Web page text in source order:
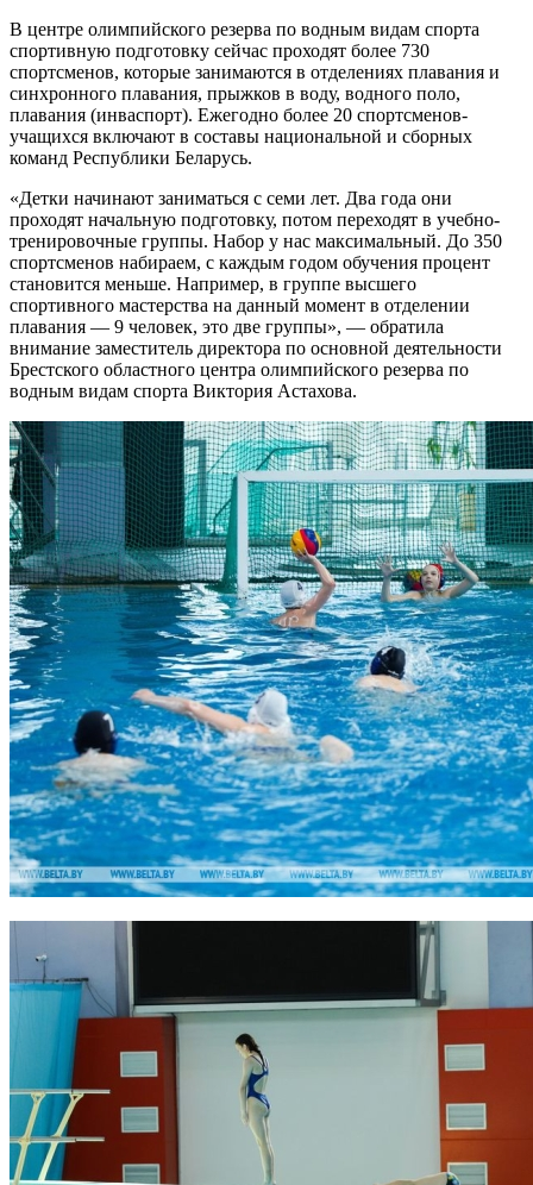
В центре олимпийского резерва по водным видам спорта
спортивную подготовку сейчас проходят более 730
спортсменов, которые занимаются в отделениях плавания и
синхронного плавания, прыжков в воду, водного поло,
плавания (инваспорт). Ежегодно более 20 спортсменов-
учащихся включают в составы национальной и сборных
команд Республики Беларусь.
«Детки начинают заниматься с семи лет. Два года они
проходят начальную подготовку, потом переходят в учебно-
тренировочные группы. Набор у нас максимальный. До 350
спортсменов набираем, с каждым годом обучения процент
становится меньше. Например, в группе высшего
спортивного мастерства на данный момент в отделении
плавания — 9 человек, это две группы», — обратила
внимание заместитель директора по основной деятельности
Брестского областного центра олимпийского резерва по
водным видам спорта Виктория Астахова.